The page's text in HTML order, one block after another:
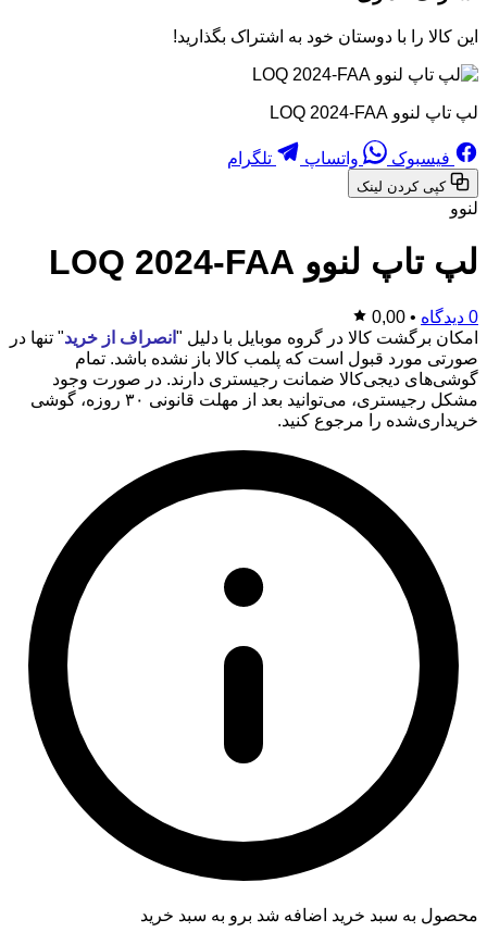
این کالا را با دوستان خود به اشتراک بگذارید!
لپ تاپ لنوو LOQ 2024-FAA
فیسبوک واتساپ تلگرام
کپی کردن لینک
لنوو
لپ تاپ لنوو LOQ 2024-FAA
0 دیدگاه •
0,00
امکان برگشت کالا در گروه موبایل با دلیل " انصراف از خرید" تنها در
صورتی مورد قبول است که پلمب کالا باز نشده باشد. تمام
گوشی‌های دیجی‌کالا ضمانت رجیستری دارند. در صورت وجود
مشکل رجیستری، می‌توانید بعد از مهلت قانونی ۳۰ روزه، گوشی
خریداری‌شده را مرجوع کنید.
محصول به سبد خرید اضافه شد برو به سبد خرید